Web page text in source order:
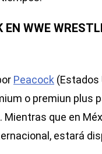
EN WWE
Peacock (Estados
o premiun plus
que en
estará